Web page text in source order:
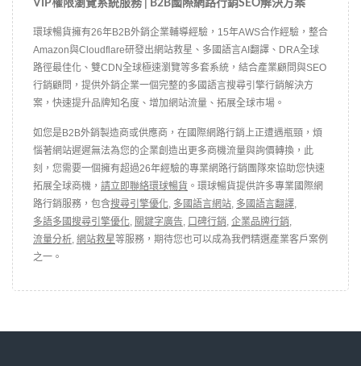
VIP權限瀏覽系統服務 | B2B國際網路行銷SEO解決方案
環球暢貨擁有26年B2B外銷企業輔導經驗，15年AWS合作經驗，整合
Amazon與Cloudflare研發出網站救星、多國語言AI翻譯、DRA全球
路徑最佳化、雙CDN全球極速瀏覽等多套系統，結合產業顧問與SEO
行銷顧問，提供外銷企業一個完整的多國語言搜尋引擎行銷解決方
案，快速提升品牌知名度、增加網站流量、拓展全球市場。
如您是B2B外銷製造商或供應商，在國際網路行銷上正遭遇瓶頸，煩
惱著網站遲遲無法為您的企業創造出更多商機流量與詢價轉換，此
刻，您需要一個擁有超過26年經驗的專業網路行銷團隊來協助您快速
拓展全球商機， 請立即聯絡環球暢貨 。環球暢貨提供許多專業國際網
路行銷服務，包含搜尋引擎優化, 多國語言網站, 多國語言翻譯,
多語多國搜尋引擎優化, 關鍵字廣告, 口碑行銷, 企業品牌行銷,
流量分析, 網站救星等服務，期待您也可以成為我們精選產業客戶案例
之一。